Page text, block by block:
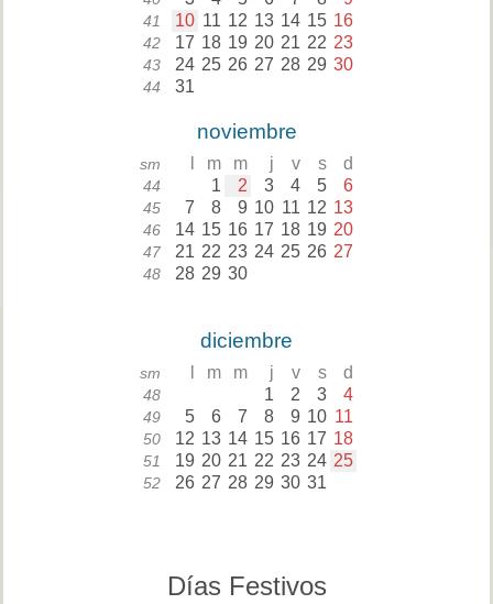
41 10 11 12 13 14 15 16
42 17 18 19 20 21 22 23
43 24 25 26 27 28 29 30
44 31
noviembre
sm m m j v s d
44 1 2 3 4 5 6
45 7 8 9 10 11 12 13
46 14 15 16 17 18 19 20
47 21 22 23 24 25 26 27
48 28 29 30
diciembre
sm m m j v s d
48 1 2 3 4
49 5 6 7 8 9 10 11
50 12 13 14 15 16 17 18
51 19 20 21 22 23 24 25
52 26 27 28 29 30 31
Días Festivos